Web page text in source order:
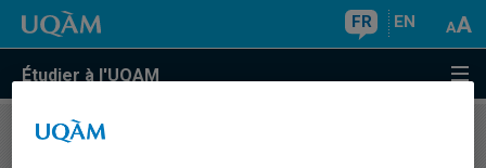
FR EN
Étudier à l'UQAM
COURS//